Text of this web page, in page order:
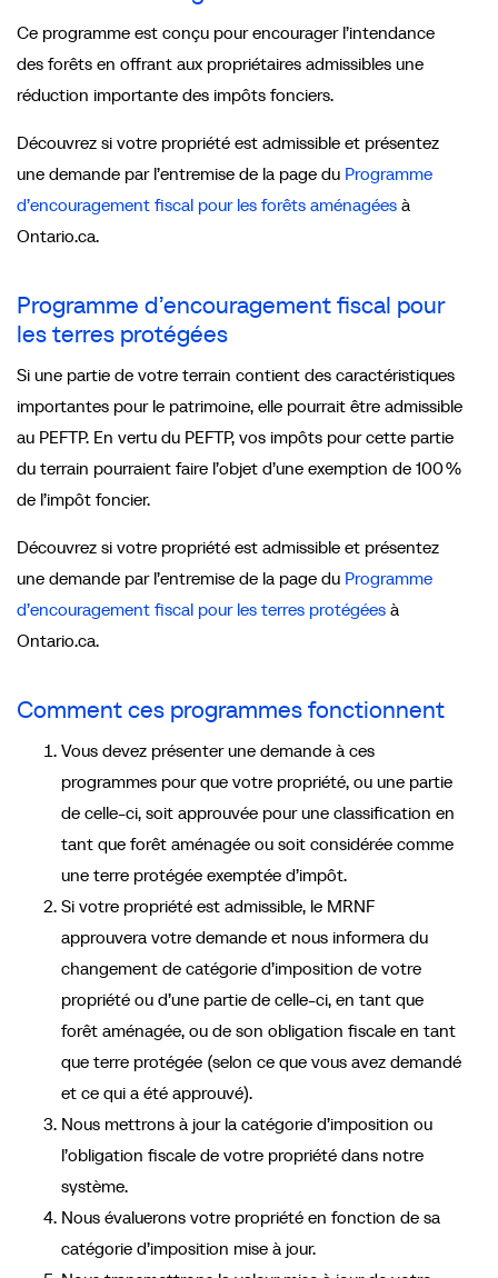
Ce programme est conçu pour encourager l’intendance
des forêts en offrant aux propriétaires admissibles une
réduction importante des impôts fonciers.
Découvrez si votre propriété est admissible et présentez
une demande par l’entremise de la page du Programme
d’encouragement fiscal pour les forêts aménagées à
Ontario.ca.
Programme d’encouragement fiscal pour
les terres protégées
Si une partie de votre terrain contient des caractéristiques
importantes pour le patrimoine, elle pourrait être admissible
au PEFTP. En vertu du PEFTP, vos impôts pour cette partie
du terrain pourraient faire l’objet d’une exemption de 100 %
de l’impôt foncier.
Découvrez si votre propriété est admissible et présentez
une demande par l’entremise de la page du Programme
d’encouragement fiscal pour les terres protégées à
Ontario.ca.
Comment ces programmes fonctionnent
Vous devez présenter une demande à ces
programmes pour que votre propriété, ou une partie
de celle-ci, soit approuvée pour une classification en
tant que forêt aménagée ou soit considérée comme
une terre protégée exemptée d’impôt.
Si votre propriété est admissible, le MRNF
approuvera votre demande et nous informera du
changement de catégorie d’imposition de votre
propriété ou d’une partie de celle-ci, en tant que
forêt aménagée, ou de son obligation fiscale en tant
que terre protégée (selon ce que vous avez demandé
et ce qui a été approuvé).
Nous mettrons à jour la catégorie d’imposition ou
l’obligation fiscale de votre propriété dans notre
système.
Nous évaluerons votre propriété en fonction de sa
catégorie d’imposition mise à jour.